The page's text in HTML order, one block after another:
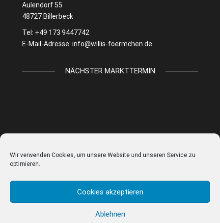
Wir verwenden Cookies, um unsere Website und unseren Service zu
optimieren.
Cookies akzeptieren
Ablehnen
Aulendorf 55
48727 Billerbeck
Tel: +49 173 9447742
E-Mail-Adresse: info@willis-foermchen.de
NÄCHSTER MARKTTERMIN
IMPRESSUM